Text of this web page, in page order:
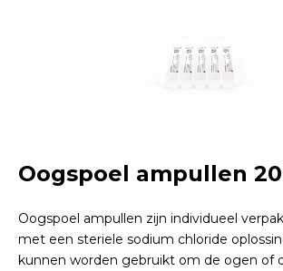
Oogspoel ampullen
Oogspoel ampullen zijn individueel
met een steriele sodium chloride
kunnen worden gebruikt om de ogen of